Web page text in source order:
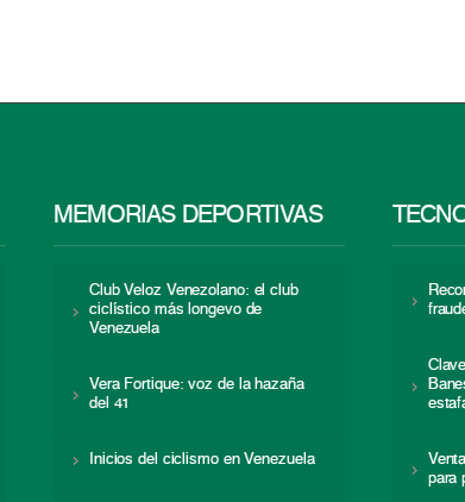
MEMORIAS DEPORTIVAS
Club Veloz Venezolano: el club
ciclístico más longevo de
Venezuela
Vera Fortique: voz de la hazaña
del 41
Inicios del ciclismo en Venezuela
para